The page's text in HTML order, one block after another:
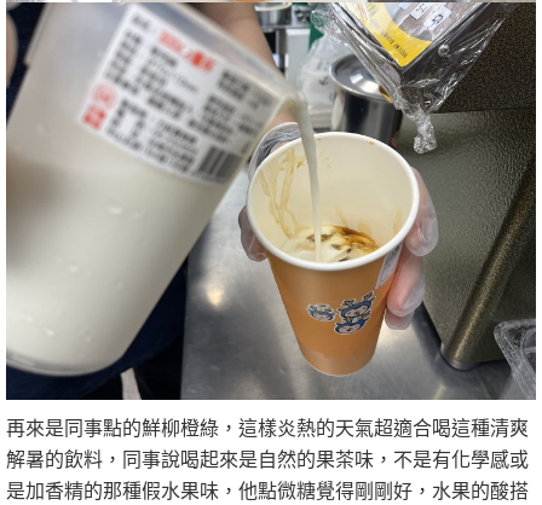
再來是同事點的鮮柳橙綠，這樣炎熱的天氣超適合喝這種清爽
解暑的飲料，同事說喝起來是自然的果茶味，不是有化學感或
是加香精的那種假水果味，他點微糖覺得剛剛好，水果的酸搭